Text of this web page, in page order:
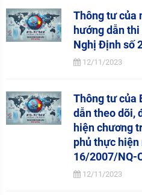
Thông tư của
hướng dẫn
Nghị Định số
12/11/2023
Thông tư của
dẫn theo dõi,
hiện chương
phủ thực
16/2007/NQ-
12/11/2023